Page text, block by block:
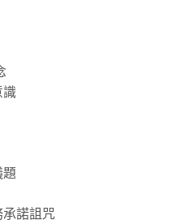
識
題
承諾詛咒